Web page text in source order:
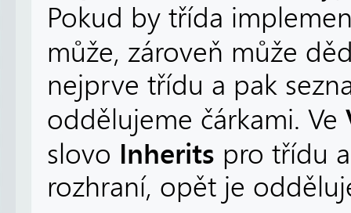
Pokud by třída
může, zároveň může
nejprve třídu a pak
oddělujeme čárkami. Ve
slovo Inherits pro třídu
rozhraní, opět je